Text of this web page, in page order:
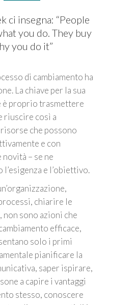
ci insegna: “People
you do. They buy
you do it”
di cambiamento ha
La chiave per la sua
è proprio trasmettere
riuscire così a
che possono
e con
– se ne
l’esigenza e l’obiettivo.
chiarire le
non sono azioni che
efficace,
solo i primi
pianificare la
saper ispirare,
a capire i vantaggi
stesso, conoscere